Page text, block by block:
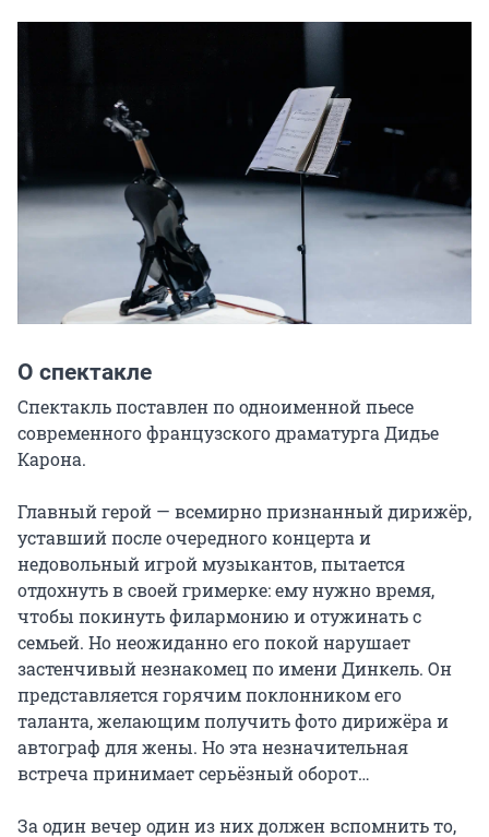
О спектакле
Спектакль поставлен по одноименной пьесе
современного французского драматурга Дидье
Карона.
Главный герой — всемирно признанный дирижёр,
уставший после очередного концерта и
недовольный игрой музыкантов, пытается
отдохнуть в своей гримерке: ему нужно время,
чтобы покинуть филармонию и отужинать с
семьей. Но неожиданно его покой нарушает
застенчивый незнакомец по имени Динкель. Он
представляется горячим поклонником его
таланта, желающим получить фото дирижёра и
автограф для жены. Но эта незначительная
встреча принимает серьёзный оборот…
За один вечер один из них должен вспомнить то,